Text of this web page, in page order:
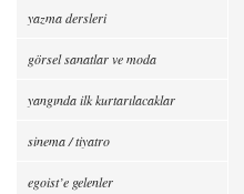
yazma dersleri
görsel sanatlar ve moda
yangında ilk kurtarılacaklar
sinema / tiyatro
egoist’e gelenler